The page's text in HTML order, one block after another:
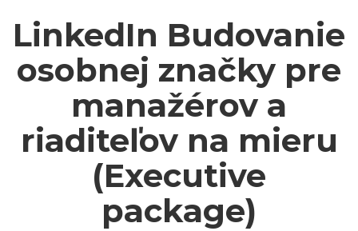
LinkedIn Budovanie
osobnej značky pre
manažérov a
riaditeľov na mieru
(Executive
package)